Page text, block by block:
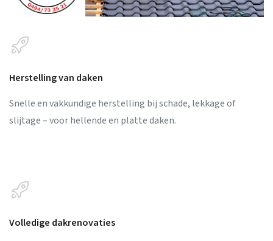
Herstelling van daken
Snelle en vakkundige herstelling bij schade, lekkage of
slijtage – voor hellende en platte daken.
Volledige dakrenovaties